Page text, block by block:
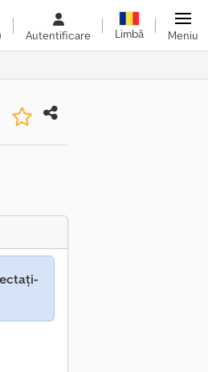
Autentificare Limbă Meniu